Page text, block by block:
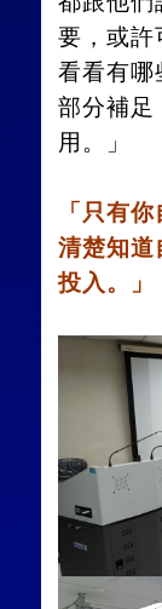
要，或許
看看有哪
部分補足
用。」
「只有
清楚知道
投入。」